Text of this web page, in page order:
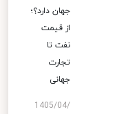
جهان دارد؟؛
از قیمت
نفت تا
تجارت
جهانی
1405/04/